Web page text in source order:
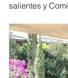
salientes y